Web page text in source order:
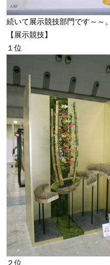
続いて展示競技部門です～～。
【展示競技】
１位
２位